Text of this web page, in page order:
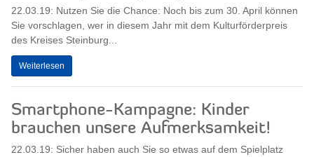
22.03.19: Nutzen Sie die Chance: Noch bis zum 30. April können
Sie vorschlagen, wer in diesem Jahr mit dem Kulturförderpreis
des Kreises Steinburg...
Weiterlesen
Smartphone-Kampagne: Kinder
brauchen unsere Aufmerksamkeit!
22.03.19: Sicher haben auch Sie so etwas auf dem Spielplatz